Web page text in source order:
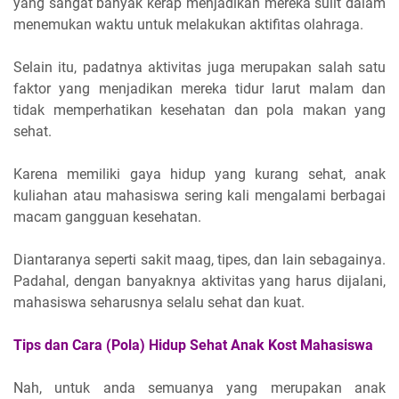
menemukan waktu untuk melakukan aktifitas olahraga.
Selain itu, padatnya aktivitas juga merupakan salah satu
faktor yang menjadikan mereka tidur larut malam dan
tidak memperhatikan kesehatan dan pola makan yang
sehat.
Karena memiliki gaya hidup yang kurang sehat, anak
kuliahan atau mahasiswa sering kali mengalami berbagai
macam gangguan kesehatan.
Diantaranya seperti sakit maag, tipes, dan lain sebagainya.
Padahal, dengan banyaknya aktivitas yang harus dijalani,
mahasiswa seharusnya selalu sehat dan kuat.
Tips dan Cara (Pola) Hidup Sehat Anak Kost Mahasiswa
Nah, untuk anda semuanya yang merupakan anak